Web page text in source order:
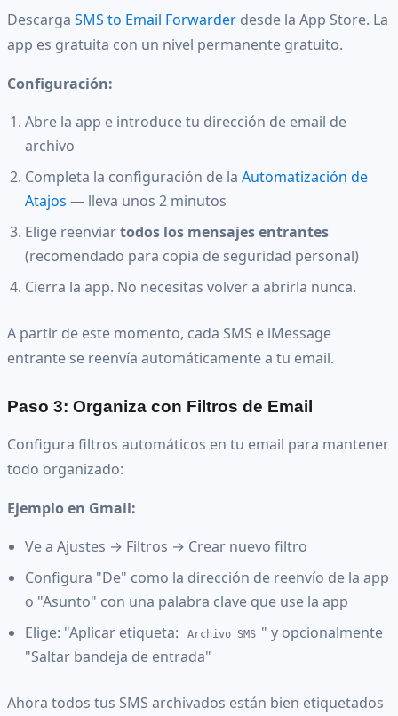
Descarga SMS to Email Forwarder desde la App Store. La
app es gratuita con un nivel permanente gratuito.
Configuración:
Abre la app e introduce tu dirección de email de
archivo
Completa la configuración de la Automatización de
Atajos — lleva unos 2 minutos
Elige reenviartodos los mensajes entrantes
(recomendado para copia de seguridad personal)
Cierra la app. No necesitas volver a abrirla nunca.
A partir de este momento, cada SMS e iMessage
entrante se reenvía automáticamente a tu email.
Paso 3: Organiza con Filtros de Email
Configura filtros automáticos en tu email para mantener
todo organizado:
Ejemplo en Gmail:
Ve a Ajustes → Filtros → Crear nuevo filtro
Configura "De" como la dirección de reenvío de la app
o "Asunto" con una palabra clave que use la app
Elige: "Aplicar etiqueta:
Archivo SMS " y opcionalmente
"Saltar bandeja de entrada"
Ahora todos tus SMS archivados están bien etiquetados